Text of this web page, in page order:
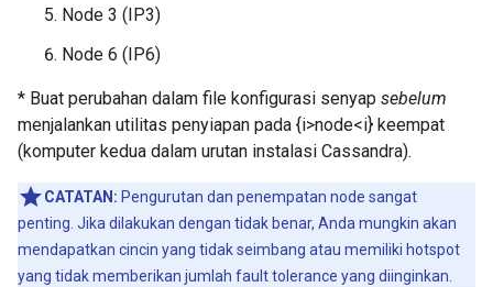
Node 3 (IP3)
Node 6 (IP6)
* Buat perubahan dalam file konfigurasi senyap sebelum
menjalankan utilitas penyiapan pada {i>node<i} keempat
(komputer kedua dalam urutan instalasi Cassandra).
CATATAN: Pengurutan dan penempatan node sangat
penting. Jika dilakukan dengan tidak benar, Anda mungkin akan
mendapatkan cincin yang tidak seimbang atau memiliki hotspot
yang tidak memberikan jumlah fault tolerance yang diinginkan.